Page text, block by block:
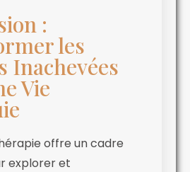
:
les
Inachevées
Vie
offre un cadre
explorer et